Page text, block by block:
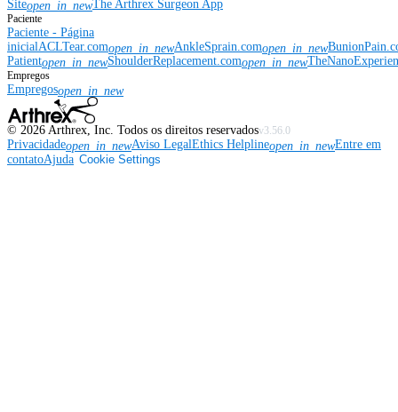
Siteopen_in_newThe Arthrex Surgeon App
Paciente
Paciente - Página
inicialACLTear.comopen_in_newAnkleSprain.comopen_in_new
Patientopen_in_newShoulderReplacement.comopen_in_new
Empregos
Empregosopen_in_new
© 2026 Arthrex, Inc. Todos os direitos reservadosv3.56.0
Privacidadeopen_in_newAviso LegalEthics Helplineopen_in_newEntre em
contatoAjuda Cookie Settings